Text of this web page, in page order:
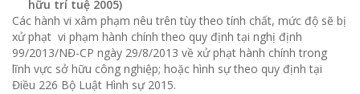
hữu trí tuệ 2005)
Các hành vi xâm phạm nêu trên tùy theo tính chất, mức độ sẽ bị
xử phạt vi phạm hành chính theo quy định tại nghị định
99/2013/NĐ-CP ngày 29/8/2013 về xử phạt hành chính trong
lĩnh vực sở hữu công nghiệp; hoặc hình sự theo quy định tại
Điều 226 Bộ Luật Hình sự 2015.